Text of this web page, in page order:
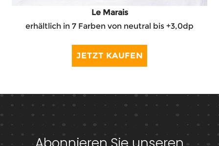
Le Marais
erhältlich in 7 Farben von neutral bis +3,0dp
JETZT KAUFEN